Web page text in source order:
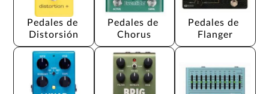
Pedales de
Distorsión
Pedales de
Chorus
Pedales de
Flanger